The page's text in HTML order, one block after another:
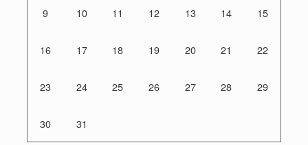
9 10 11 12 13 14 15
16 17 18 19 20 21 22
23 24 25 26 27 28 29
30 31